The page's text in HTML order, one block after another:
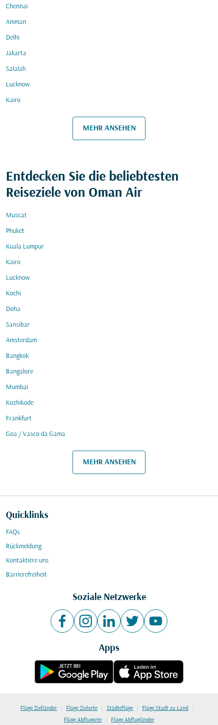
Chennai
Amman
Delhi
Jakarta
Salalah
Lucknow
Kairo
MEHR ANSEHEN
Entdecken Sie die beliebtesten
Reiseziele von Oman Air
Muscat
Phuket
Kuala Lumpur
Kairo
Lucknow
Kochi
Doha
Sansibar
Amsterdam
Bangkok
Bangalore
Mumbai
Kozhikode
Frankfurt
Goa / Vasco da Gama
MEHR ANSEHEN
Quicklinks
FAQs
Rückmeldung
Kontaktiere uns
Barrierefreiheit
Soziale Netzwerke
Apps
Flüge Zielländer | Flüge Zielorte | Städteflüge | Flüge Stadt zu Land |
Flüge Abflugorte | Flüge Abflugländer